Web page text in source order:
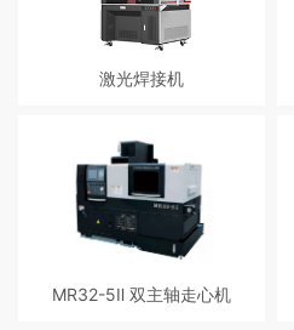
监视。信号灯其分类： 1、常亮多
层指示灯，2、频闪多层指示灯，
3、反射旋转多层指示灯，4、普通
频闪指示灯，5、普通反射旋转指示
激光焊接机
密封焊等，深宽比高，焊缝宽度小
，热影响区小、变形小，焊接速度
快，焊缝平整、美观，焊后无需处
理或只需简单处理，焊缝质量高，
无气孔，可控制，聚焦光点小，定
MR32-5Ⅱ 双主轴走心机